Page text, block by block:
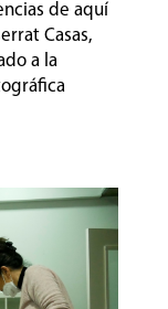
de aquí
Casas,
a la